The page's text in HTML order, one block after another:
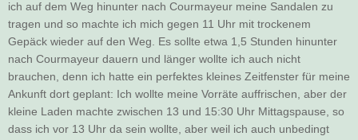
ich auf dem Weg hinunter nach Courmayeur meine Sandalen zu
tragen und so machte ich mich gegen 11 Uhr mit trockenem
Gepäck wieder auf den Weg. Es sollte etwa 1,5 Stunden hinunter
nach Courmayeur dauern und länger wollte ich auch nicht
brauchen, denn ich hatte ein perfektes kleines Zeitfenster für meine
Ankunft dort geplant: Ich wollte meine Vorräte auffrischen, aber der
kleine Laden machte zwischen 13 und 15:30 Uhr Mittagspause, so
dass ich vor 13 Uhr da sein wollte, aber weil ich auch unbedingt